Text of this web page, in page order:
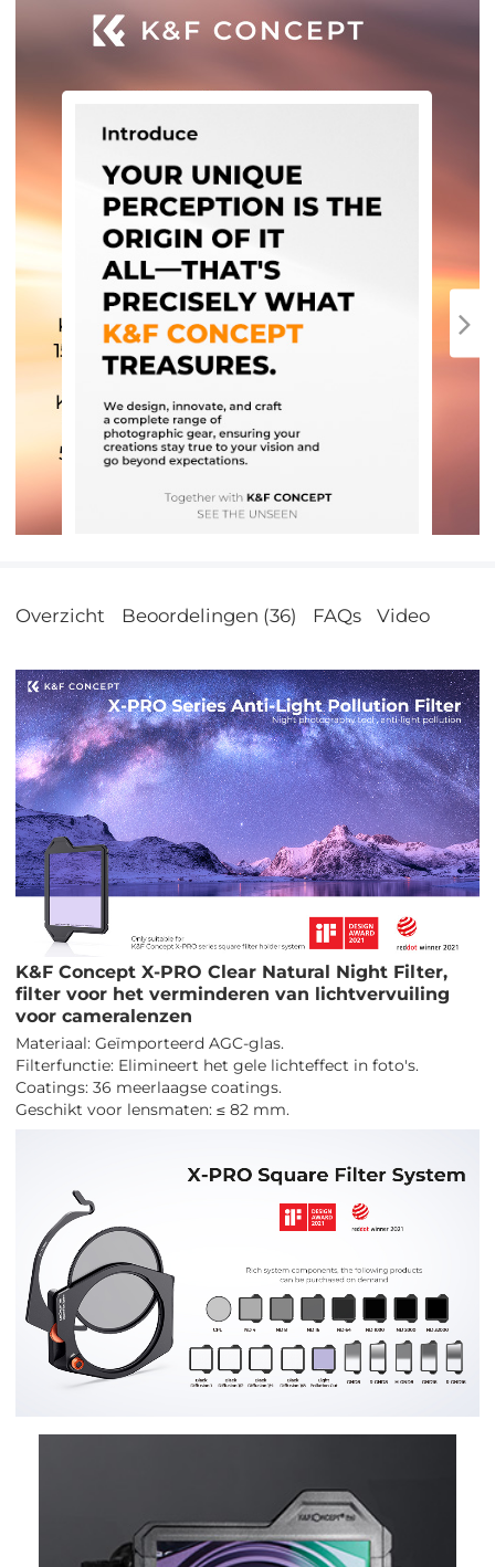
Overzicht Beoordelingen (36) FAQs Video
K&F Concept X-PRO Clear Natural Night Filter,
filter voor het verminderen van lichtvervuiling
voor cameralenzen
Materiaal: Geïmporteerd AGC-glas.
Filterfunctie: Elimineert het gele lichteffect in foto's.
Coatings: 36 meerlaagse coatings.
Geschikt voor lensmaten: ≤ 82 mm.